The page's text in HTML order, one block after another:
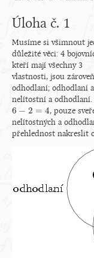
Úloha č. 1
Musíme si všimnout
důležité věci: 4
kteří mají všechny 3
vlastnosti, jsou
odhodlaní; odhodlaní
nelítostní a odhodlaní.
6 − 2 = 4
6 −2=4 , pouze
nelítostných a
přehlednost nakreslit